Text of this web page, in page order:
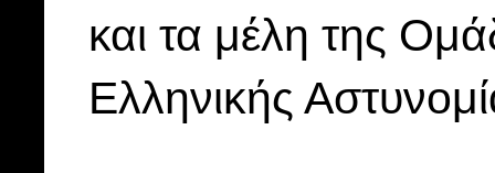
και τα μέλη της
Ελληνικής